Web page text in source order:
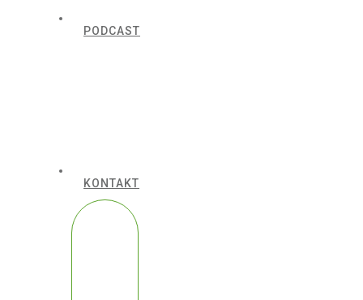
PODCAST
KONTAKT